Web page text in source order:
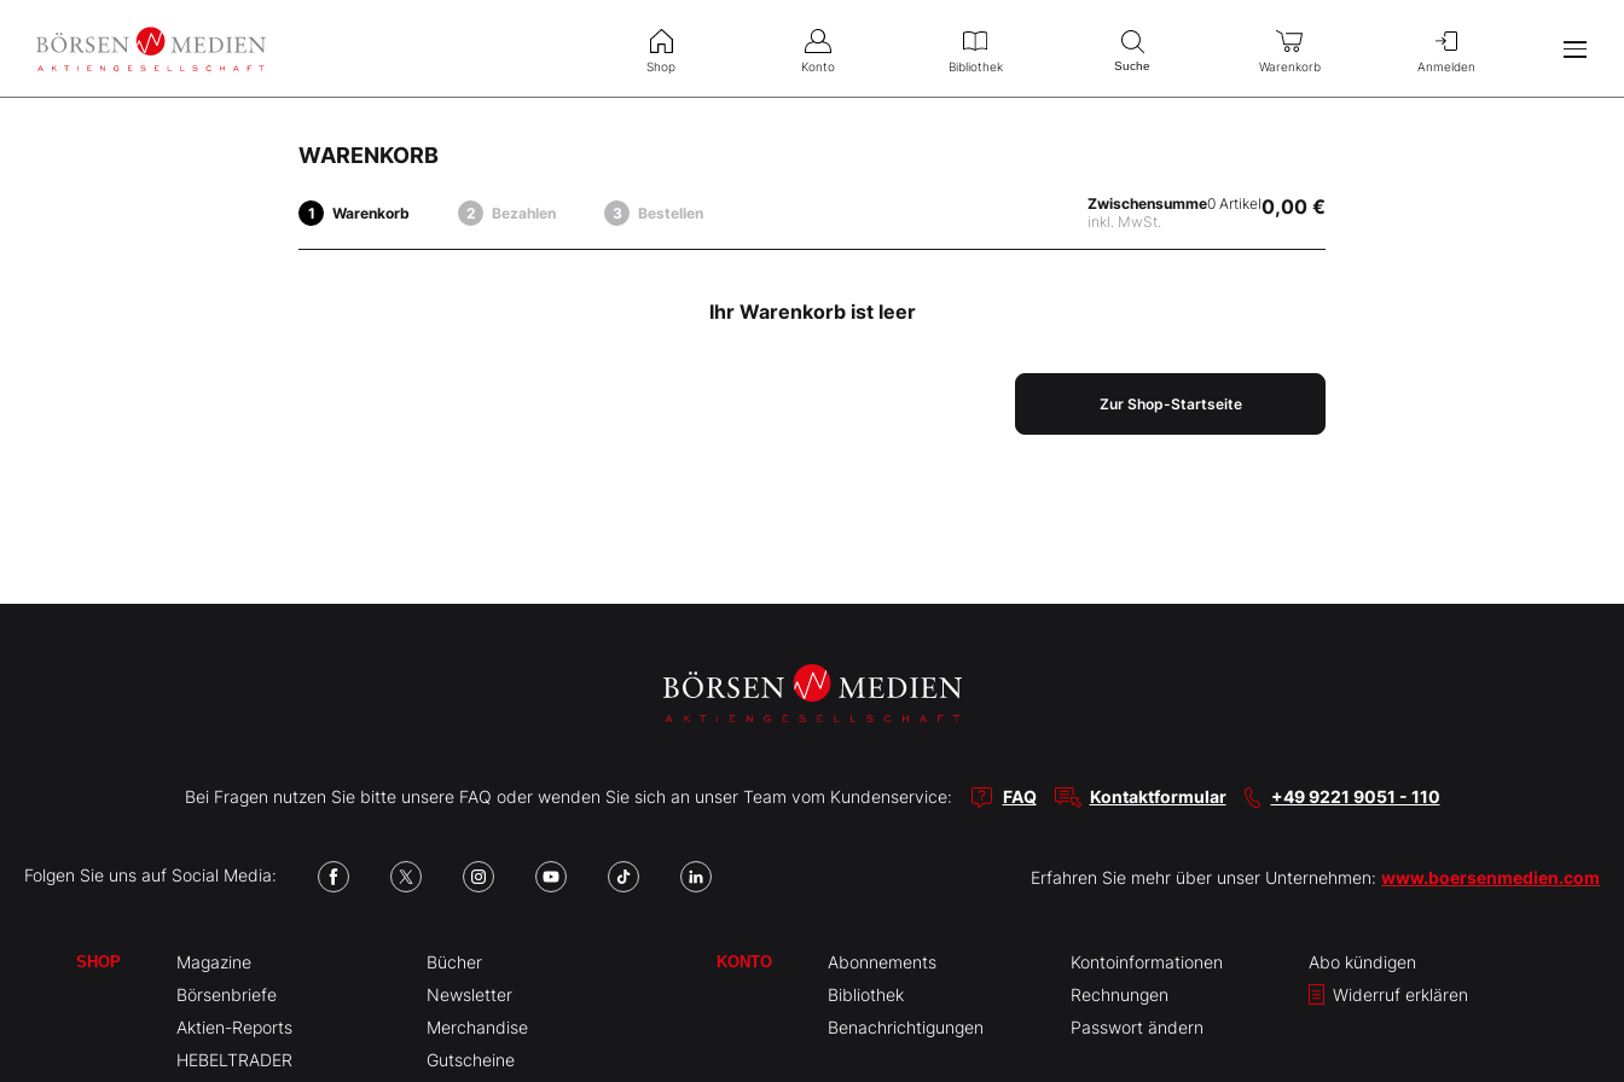
Shop Konto Bibliothek Suche Warenkorb Anmelden
WARENKORB
Warenkorb Bezahlen Bestellen
Zwischensumme
inkl. MwSt.
0 Artikel0,00 €
Ihr Warenkorb ist leer
Zur Shop-Startseite
Bei Fragen nutzen Sie bitte unsere FAQ oder wenden Sie sich an unser Team vom Kundenservice: FAQ Kontaktformular +49 9221 9051 - 110
Folgen Sie uns auf Social Media: Erfahren Sie mehr über unser Unternehmen: www.boersenmedien.com
SHOP
Magazine
Börsenbriefe
Aktien-Reports
HEBELTRADER
Bücher
Newsletter
Merchandise
Gutscheine
KONTO
Abonnements
Bibliothek
Benachrichtigungen
Kontoinformationen
Rechnungen
Passwort ändern
Abo kündigen
Widerruf erklären